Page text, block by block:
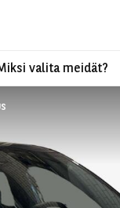
valita meidät?